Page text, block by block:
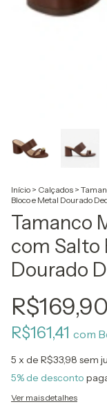
Início > Calçados >
Bloco e Metal Dourado
Tamanco
com Salto
Dourado
R$169,90
R$161,41 com
5 x de R$33,98 sem
5% de desconto
Ver mais detalhes